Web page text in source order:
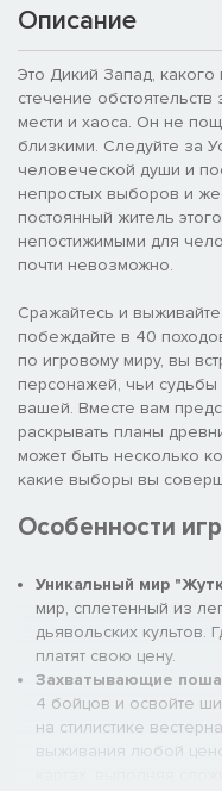
Описание
Это Дикий Запад,
стечение обстоятельств
мести и хаоса. Он не
близкими. Следуйте за
человеческой души и
непростых выборов и
постоянный житель
непостижимыми для
почти невозможно.
Сражайтесь и
побеждайте в 40
по игровому миру, вы
персонажей, чьи
вашей. Вместе вам
раскрывать планы
может быть несколько
какие выборы вы
Особенности
Уникальный мир
мир, сплетенный из
дьявольских культов.
платят свою цену.
Захватывающие
4 бойцов и освойте
на стилистике
выживания любой